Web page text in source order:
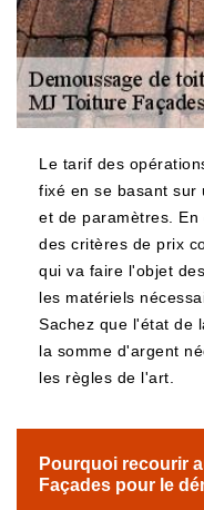
Le tarif des
fixé en se basant sur
et de paramètres.
des critères de prix
qui va faire l'objet
les matériels
Sachez que l'état de
la somme d'argent
les règles de l'art.
Pourquoi recourir
Façades pour le